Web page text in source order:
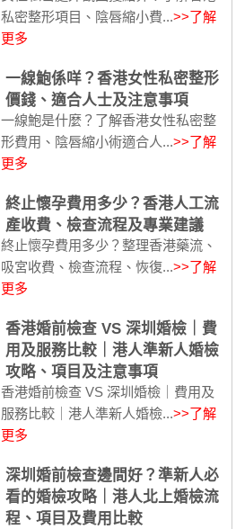
私密整形項目、陰唇縮小費...>>了解
更多
一線鮑係咩？香港女性私密整形
價錢、適合人士及注意事項
一線鮑是什麼？了解香港女性私密整
形費用、陰唇縮小術適合人...>>了解
更多
終止懷孕費用多少？香港人工流
產收費、檢查流程及專業建議
終止懷孕費用多少？整理香港藥流、
吸宮收費、檢查流程、恢復...>>了解
更多
香港婚前檢查 VS 深圳婚檢｜費
用及服務比較｜港人準新人婚檢
攻略、項目及注意事項
香港婚前檢查 VS 深圳婚檢｜費用及
服務比較｜港人準新人婚檢...>>了解
更多
深圳婚前檢查邊間好？準新人必
看的婚檢攻略｜港人北上婚檢流
程、項目及費用比較